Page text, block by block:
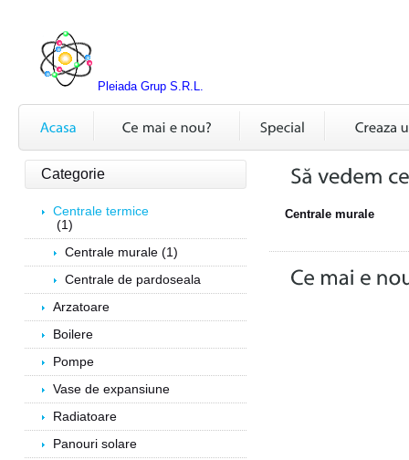
Pleiada Grup S.R.L.
Categorie
Centrale termice
(1)
Centrale murale (1)
Centrale de pardoseala
Arzatoare
Boilere
Pompe
Vase de expansiune
Radiatoare
Panouri solare
Centrale murale